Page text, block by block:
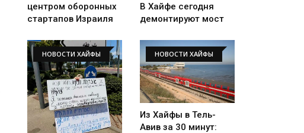
центром оборонных
стартапов Израиля
В Хайфе сегодня
демонтируют мост
НОВОСТИ ХАЙФЫ НОВОСТИ ХАЙФЫ
Из Хайфы в Тель-
Авив за 30 минут: